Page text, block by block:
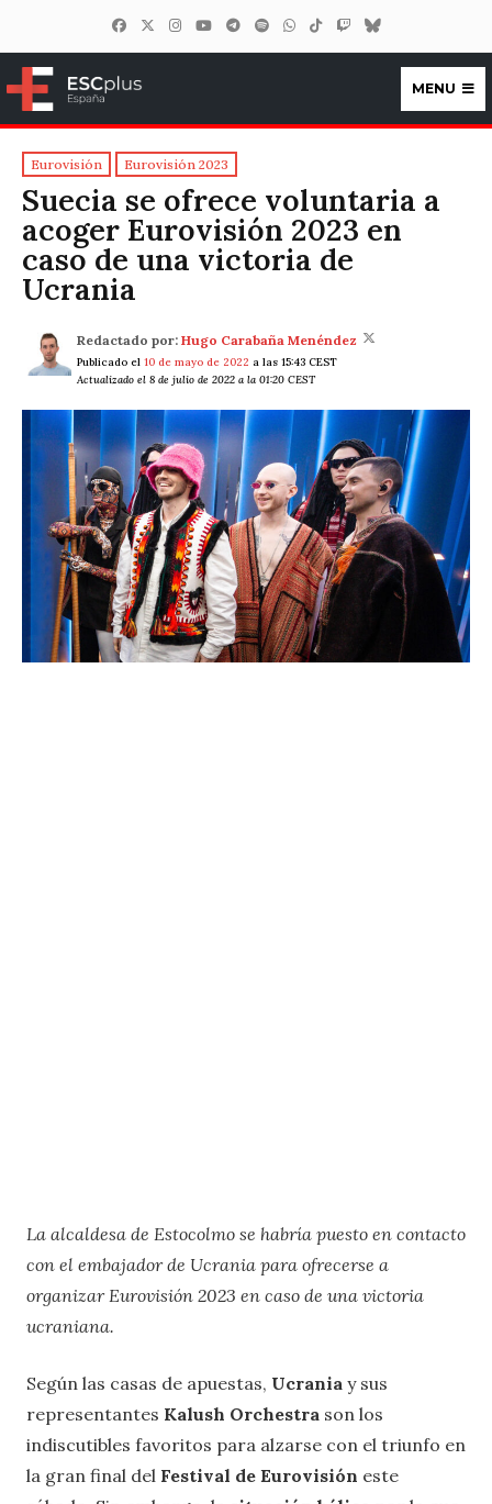
ESCplus España
MENU
Eurovisión Eurovisión 2023
Suecia se ofrece voluntaria a
acoger Eurovisión 2023 en
caso de una victoria de
Ucrania
Redactado por: Hugo Carabaña Menéndez
Publicado el 10 de mayo de 2022 a las 15:43 CEST
Actualizado el 8 de julio de 2022 a la 01:20 CEST
La alcaldesa de Estocolmo se habría puesto en contacto
con el embajador de Ucrania para ofrecerse a
organizar Eurovisión 2023 en caso de una victoria
ucraniana.
Según las casas de apuestas, Ucrania y sus
representantes Kalush Orchestra son los
indiscutibles favoritos para alzarse con el triunfo en
la gran final del Festival de Eurovisión este